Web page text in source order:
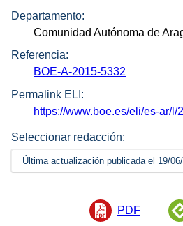
Departamento:
Comunidad Autónoma de
Referencia:
BOE-A-2015-5332
Permalink ELI:
https://www.boe.es/eli/es-ar/l/
Seleccionar redacción:
Última actualización publicada el 19/
PDF